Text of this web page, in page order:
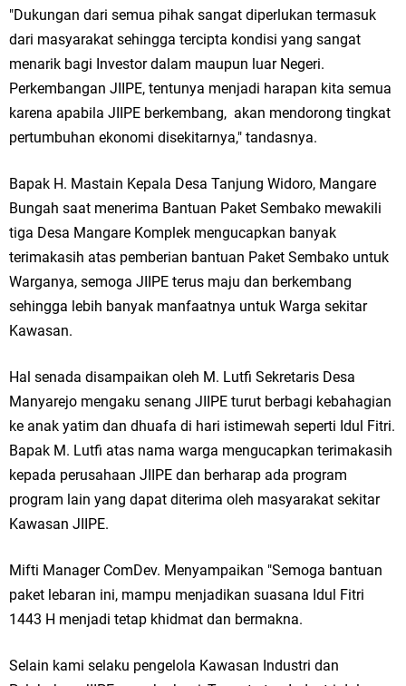
Keluarga Besar dr. Titin Ekowati RS Wates Husada Balongpanggang
RT 03 RW 01 Patra Raya Rosewood Cerme Gresik Berbenah dan
Sabtu, 8 Agustus
"Dukungan dari semua pihak sangat diperlukan termasuk
dari masyarakat sehingga tercipta kondisi yang sangat
menarik bagi Investor dalam maupun luar Negeri.
Perkembangan JIIPE, tentunya menjadi harapan kita semua
karena apabila JIIPE berkembang, akan mendorong tingkat
pertumbuhan ekonomi disekitarnya," tandasnya.
Bapak H. Mastain Kepala Desa Tanjung Widoro, Mangare
Bungah saat menerima Bantuan Paket Sembako mewakili
tiga Desa Mangare Komplek mengucapkan banyak
terimakasih atas pemberian bantuan Paket Sembako untuk
Warganya, semoga JIIPE terus maju dan berkembang
sehingga lebih banyak manfaatnya untuk Warga sekitar
Kawasan.
Hal senada disampaikan oleh M. Lutfi Sekretaris Desa
Manyarejo mengaku senang JIIPE turut berbagi kebahagian
ke anak yatim dan dhuafa di hari istimewah seperti Idul Fitri.
Bapak M. Lutfi atas nama warga mengucapkan terimakasih
kepada perusahaan JIIPE dan berharap ada program
program lain yang dapat diterima oleh masyarakat sekitar
Kawasan JIIPE.
Mifti Manager ComDev. Menyampaikan "Semoga bantuan
paket lebaran ini, mampu menjadikan suasana Idul Fitri
1443 H menjadi tetap khidmat dan bermakna.
Selain kami selaku pengelola Kawasan Industri dan